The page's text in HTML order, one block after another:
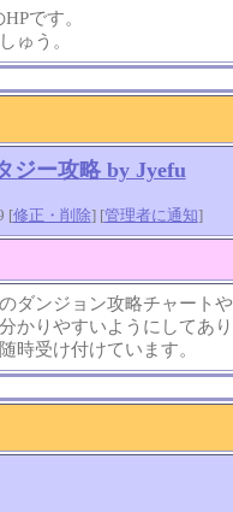
です。
ゅう。
ジー攻略 by Jyefu
[修正・削除] [管理者に通知]
ダンジョン攻略チャート
かりやすいようにしてあ
時受け付けています。